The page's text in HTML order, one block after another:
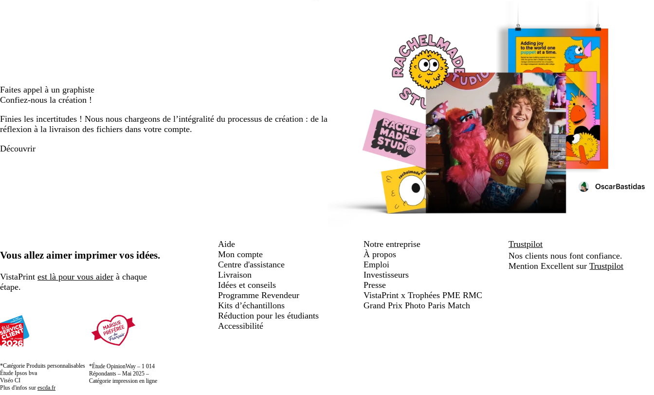
Faites appel à un graphiste
Confiez-nous la création !
Finies les incertitudes ! Nous nous chargeons de l’intégralité du processus de création : de la
réflexion à la livraison des fichiers dans votre compte.
Découvrir
Vous allez aimer imprimer vos idées.
VistaPrint est là pour vous aider à chaque
étape.
*Catégorie Produits personnalisables
Étude Ipsos bva
Viséo CI
Plus d'infos sur escda.fr
*Étude OpinionWay – 1 014
Répondants – Mai 2025 –
Catégorie impression en ligne
Aide
Mon compte
Centre d'assistance
Livraison
Idées et conseils
Programme Revendeur
Kits d’échantillons
Réduction pour les étudiants
Accessibilité
Notre entreprise
À propos
Emploi
Investisseurs
Presse
VistaPrint x Trophées PME RMC
Grand Prix Photo Paris Match
Trustpilot
Nos clients nous font confiance.
Mention Excellent surTrustpilot